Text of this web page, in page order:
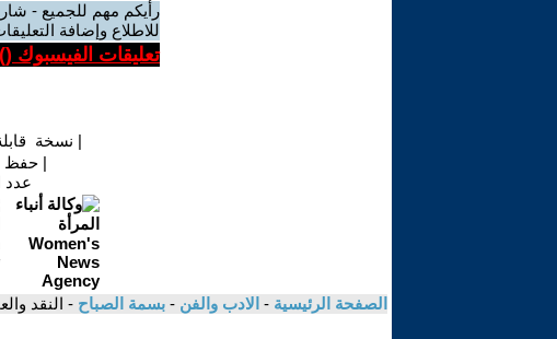
رأيكم مهم للجميع -
للاطلاع وإضافة
تعليقات الفيسبوك ()
| نسخة
|حفظ
عدد
الصفحة الرئيسية - الادب والفن - بسمة الصباح - النقد